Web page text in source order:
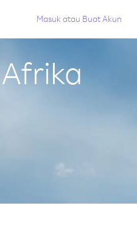
Masuk atau Buat Akun